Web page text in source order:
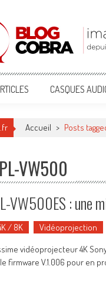
& Son !
CASQUES
Accueil > Posts
VW500
VW500ES : une
/ 8K Vidéoprojection
vidéoprojecteur 4K
firmware V.1.006 pour en